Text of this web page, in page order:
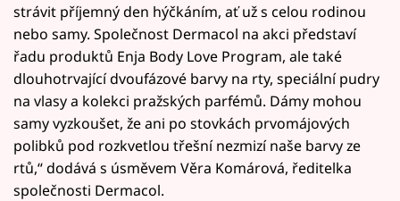
strávit příjemný den hýčkáním, ať už s celou rodinou
nebo samy. Společnost Dermacol na akci představí
řadu produktů Enja Body Love Program, ale také
dlouhotrvající dvoufázové barvy na rty, speciální pudry
na vlasy a kolekci pražských parfémů. Dámy mohou
samy vyzkoušet, že ani po stovkách prvomájových
polibků pod rozkvetlou třešní nezmizí naše barvy ze
rtů,“ dodává s úsměvem Věra Komárová, ředitelka
společnosti Dermacol.